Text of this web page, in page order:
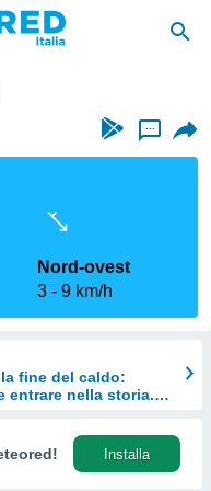
...
Nord-ovest
3
9 km/h
fine del caldo:
entrare nella storia.
Installa